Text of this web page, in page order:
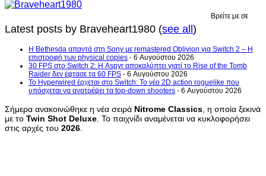
Βρείτε με σε
Latest posts by Braveheart1980 (see all)
Η Bethesda απαντά στη Sony με remastered Oblivion για Switch 2 – Η
επιστροφή των physical copies - 6 Αυγούστου 2026
30 FPS στο Switch 2: Η Aspyr αποκαλύπτει γιατί το Rise of the Tomb
Raider δεν έφτασε τα 60 FPS - 6 Αυγούστου 2026
Το Hyperwired έρχεται στο Switch: Το νέο 2D action roguelike που
υπόσχεται να ανατρέψει τα top-down shooters - 6 Αυγούστου 2026
Σήμερα ανακοινώθηκε η νέα σειρά Nitrome Classics , η οποία ξεκινά
με το Twin Shot Deluxe . Το παιχνίδι αναμένεται να κυκλοφορήσει
στις αρχές του 2026